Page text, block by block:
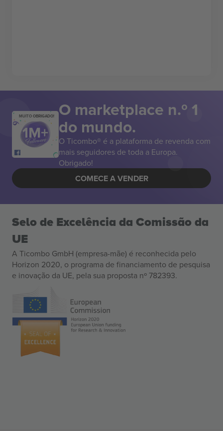
MUITO OBRIGADO! O marketplace n.º 1
do mundo.
O Ticombo® é a plataforma de revenda com
mais seguidores de toda a Europa.
Obrigado!
COMECE A VENDER
Selo de Excelência da Comissão da
UE
A Ticombo GmbH (empresa-mãe) é reconhecida pelo
Horizon 2020, o programa de financiamento de pesquisa
e inovação da UE, pela sua proposta nº 782393.